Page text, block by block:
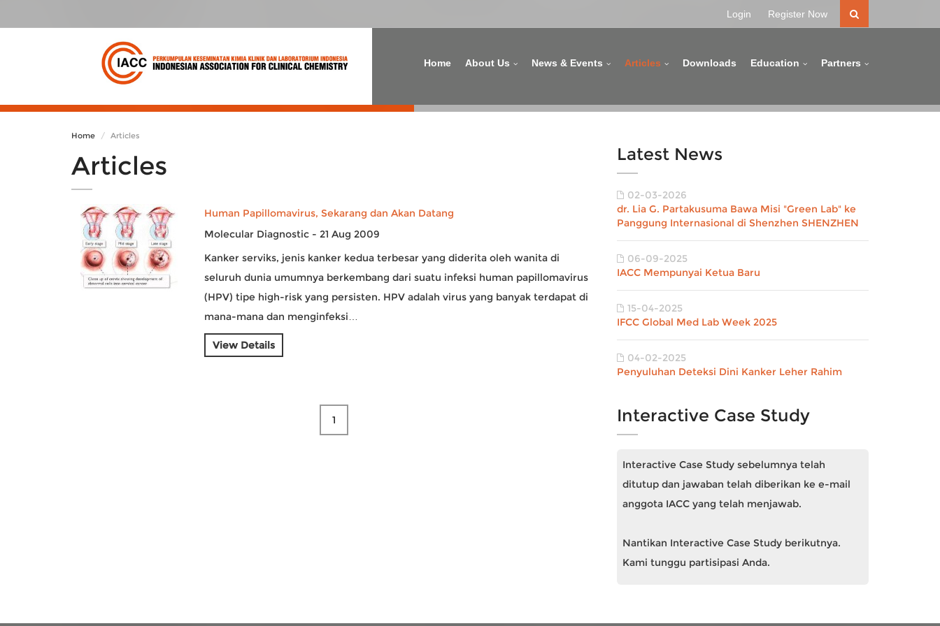
Login Register Now
Home About Us News & Events Articles Downloads Education Partners
Home Articles
Articles
Human Papillomavirus, Sekarang dan Akan Datang
Molecular Diagnostic - 21 Aug 2009
Kanker serviks, jenis kanker kedua terbesar yang diderita oleh wanita di
seluruh dunia umumnya berkembang dari suatu infeksi human papillomavirus
(HPV) tipe high-risk yang persisten. HPV adalah virus yang banyak terdapat di
mana-mana dan menginfeksi…
View Details
1
Latest News
02-03-2026
dr. Lia G. Partakusuma Bawa Misi "Green Lab" ke
Panggung Internasional di Shenzhen SHENZHEN
06-09-2025
IACC Mempunyai Ketua Baru
15-04-2025
IFCC Global Med Lab Week 2025
04-02-2025
Penyuluhan Deteksi Dini Kanker Leher Rahim
Interactive Case Study
Interactive Case Study sebelumnya telah
ditutup dan jawaban telah diberikan ke e-mail
anggota IACC yang telah menjawab.
Nantikan Interactive Case Study berikutnya.
Kami tunggu partisipasi Anda.